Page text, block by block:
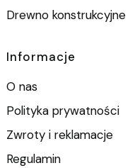
Drewno konstrukcyjne
Informacje
O nas
Polityka prywatności
Zwroty i reklamacje
Regulamin